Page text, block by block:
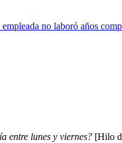
no laboró años
entre lunes y viernes? [Hilo